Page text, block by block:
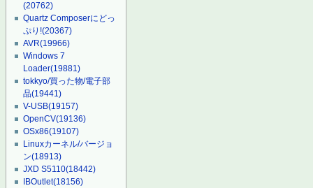
(20762)
Quartz Composerにどっ
ぷり!(20367)
AVR(19966)
Windows 7
Loader(19881)
tokkyo/買った物/電子部
品(19441)
V-USB(19157)
OpenCV(19136)
OSx86(19107)
Linuxカーネル/バージョ
ン(18913)
JXD S5110(18442)
IBOutlet(18156)